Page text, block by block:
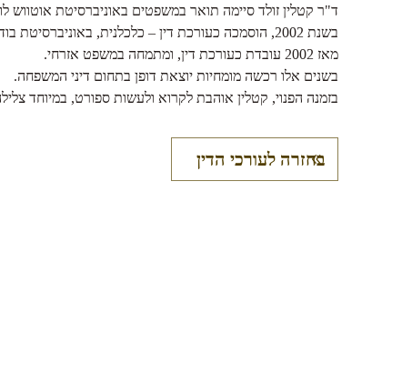
ד"ר קטלין זולד סיימה תואר במשפטים באוניברסיטת אוטווש לורנד
בשנת 2002, הוסמכה כעורכת דין – כלכלנית, באוניברסיטת בודפשט לכלכלה ומינהל ציבורי.
מאז 2002 עובדת כעורכת דין, ומתמחה במשפט אזרחי.
בשנים אלו רכשה מומחיות יוצאת דופן בתחום דיני המשפחה.
בזמנה הפנוי, קטלין אוהבת לקרוא ולעשות ספורט, במיוחד
בחזרה לעורכי הדין